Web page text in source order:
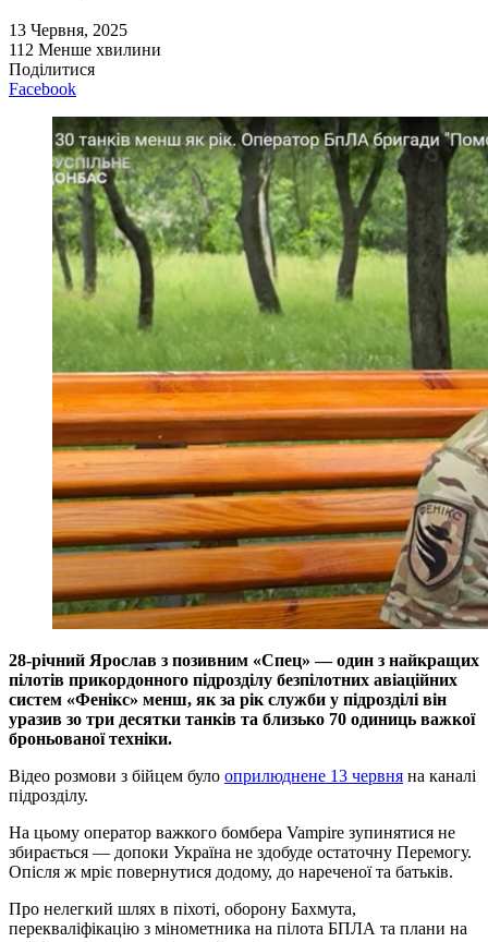
13 Червня, 2025
112 Менше хвилини
Поділитися
Facebook
28-річний Ярослав з позивним «Спец» — один з найкращих
пілотів прикордонного підрозділу безпілотних авіаційних
систем «Фенікс» менш, як за рік служби у підрозділі він
уразив зо три десятки танків та близько 70 одиниць важкої
броньованої техніки.
Відео розмови з бійцем було оприлюднене 13 червня на каналі
підрозділу.
На цьому оператор важкого бомбера Vampire зупинятися не
збирається — допоки Україна не здобуде остаточну Перемогу.
Опісля ж мріє повернутися додому, до нареченої та батьків.
Про нелегкий шлях в піхоті, оборону Бахмута,
перекваліфікацію з мінометника на пілота БПЛА та плани на